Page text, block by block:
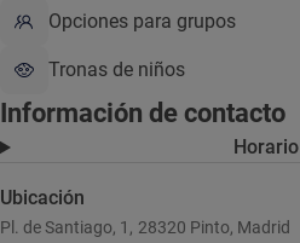
Opciones para grupos
Tronas de niños
Información de contacto
Horario
Ubicación
Pl. de Santiago, 1, 28320 Pinto, Madrid